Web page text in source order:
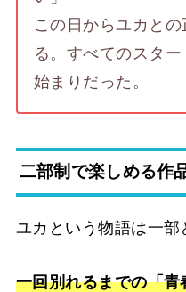
この日からユカと
る。すべてのスタ
始まりだった。
二部制で楽しめる作
ユカという物語は一部
一回別れるまでの「